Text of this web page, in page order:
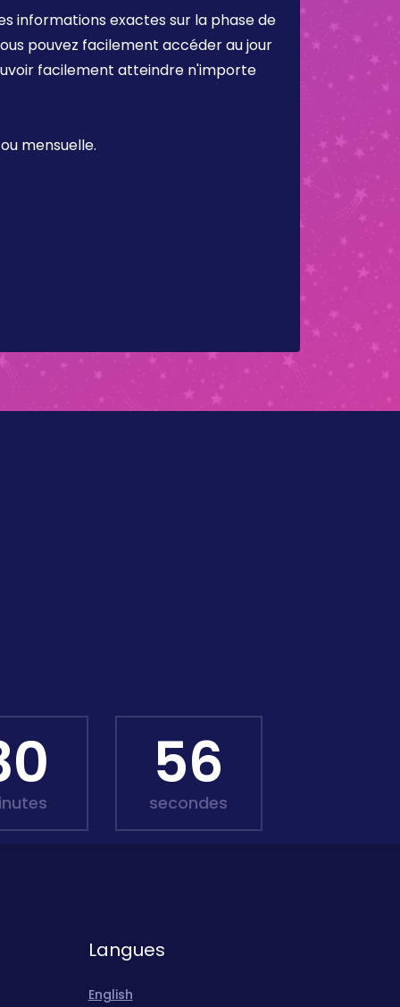
informations exactes sur la phase de
pouvez facilement accéder au jour
facilement atteindre n'importe
mensuelle.
55
secondes
Langues
English